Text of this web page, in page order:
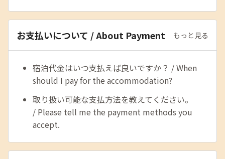
お支払いについて / About Payment もっと見る
宿泊代金はいつ支払えば良いですか？ / When
should I pay for the accommodation?
取り扱い可能な支払方法を教えてください。
/ Please tell me the payment methods you
accept.